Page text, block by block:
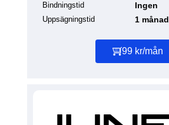
Bindningstid Ingen
Uppsägningstid 1 månad
99 kr/mån